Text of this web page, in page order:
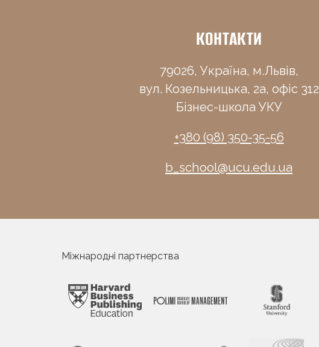
КОНТАКТИ
79026, Україна, м.Львів,
вул. Козельницька, 2а, офіс 312
Бізнес-школа УКУ
+380 (98) 350-35-56
b_school@ucu.edu.ua
Міжнародні партнерства